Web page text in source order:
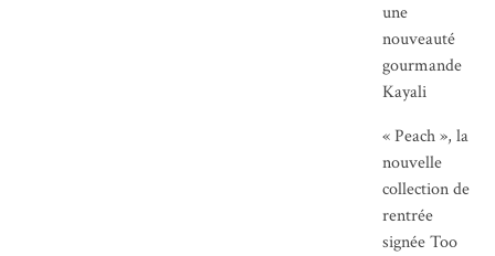
une
nouveauté
gourmande
Kayali
« Peach », la
nouvelle
collection de
rentrée
signée Too